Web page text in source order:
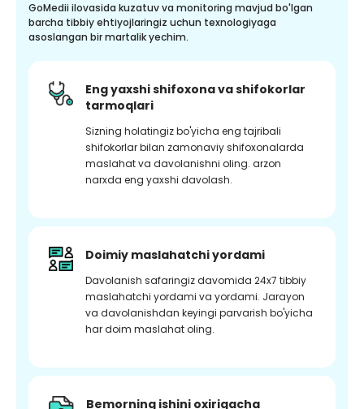
GoMedii ilovasida kuzatuv va monitoring mavjud bo'lgan
barcha tibbiy ehtiyojlaringiz uchun texnologiyaga
asoslangan bir martalik yechim.
Eng yaxshi shifoxona va shifokorlar
tarmoqlari
Sizning holatingiz bo'yicha eng tajribali
shifokorlar bilan zamonaviy shifoxonalarda
maslahat va davolanishni oling. arzon
narxda eng yaxshi davolash.
Doimiy maslahatchi yordami
Davolanish safaringiz davomida 24x7 tibbiy
maslahatchi yordami va yordami. Jarayon
va davolanishdan keyingi parvarish bo'yicha
har doim maslahat oling.
Bemorning ishini oxirigacha